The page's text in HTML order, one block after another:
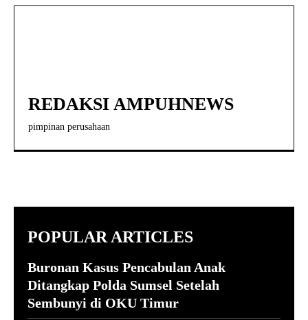
REDAKSI AMPUHNEWS
pimpinan perusahaan
POPULAR ARTICLES
Buronan Kasus Pencabulan Anak
Ditangkap Polda Sumsel Setelah
Sembunyi di OKU Timur